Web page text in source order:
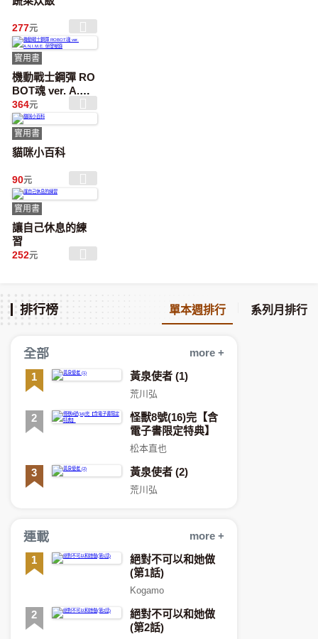
277元
實用書
機動戰士鋼彈 RO
BOT魂 ver. A.N.I.
M.E. 研發祕錄
364元
實用書
貓咪小百科
90元
實用書
讓自己休息的練
習
252元
排行榜
全部
more +
1
黃泉使者 (1)
荒川弘
2
怪獸8號(16)完【含
電子書限定特典】
松本直也
3 黃泉使者 (2)
荒川弘
連載
more +
1
絕對不可以和她做
(第1話)
Kogamo
2
絕對不可以和她做
(第2話)
單本週排行 系列月排行